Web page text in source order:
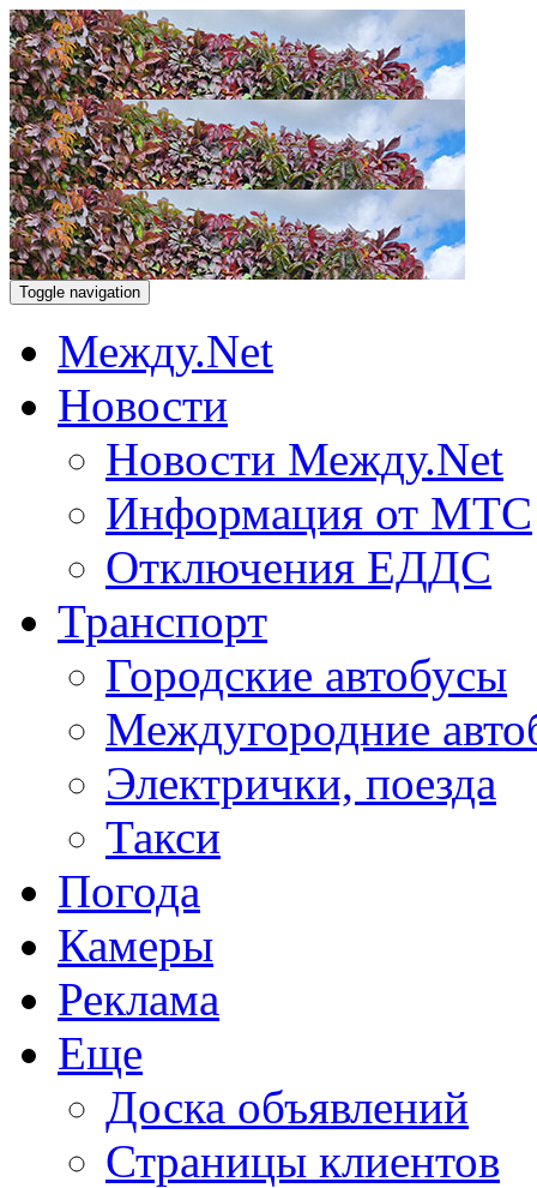
Toggle navigation
Между.Net
Новости
Новости Между.Net
Информация от МТС
Отключения ЕДДС
Транспорт
Городские автобусы
Междугородние
Электрички, поезда
Такси
Погода
Камеры
Реклама
Еще
Доска объявлений
Страницы клиентов